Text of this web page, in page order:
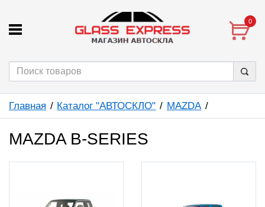
0
Главная Каталог "АВТОСКЛО" MAZDA
MAZDA B-SERIES